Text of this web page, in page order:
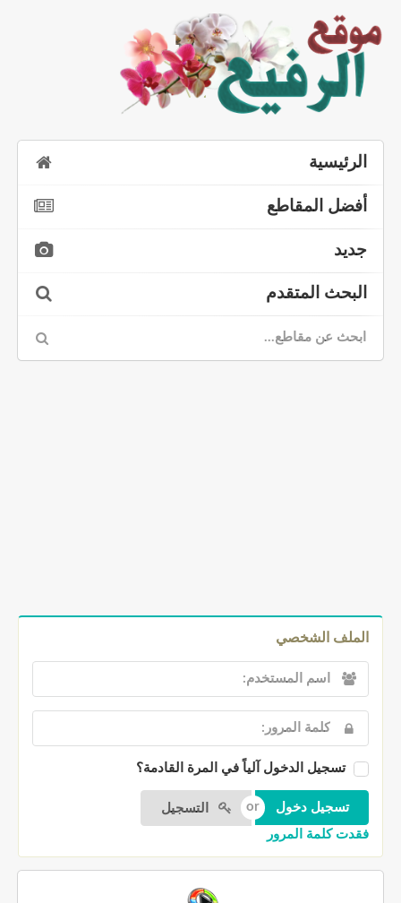
الرئيسية
أفضل المقاطع
جديد
البحث المتقدم
الملف الشخصي
تسجيل الدخول آلياً في المرة القادمة؟
التسجيل
فقدت كلمة المرور